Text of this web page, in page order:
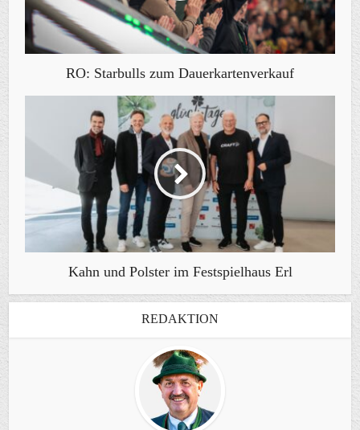
RO: Starbulls zum Dauerkartenverkauf
Kahn und Polster im Festspielhaus Erl
REDAKTION